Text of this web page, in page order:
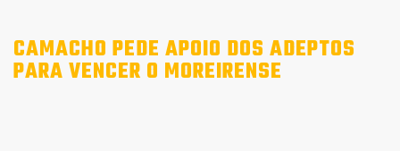
CAMACHO PEDE APOIO DOS ADEPTOS
PARA VENCER O MOREIRENSE